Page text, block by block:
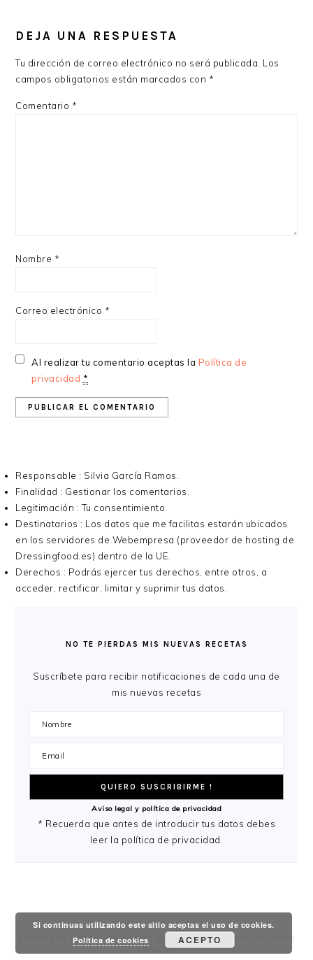
DEJA UNA RESPUESTA
Tu dirección de correo electrónico no será publicada. Los
campos obligatorios están marcados con *
Comentario *
Nombre *
Correo electrónico *
Al realizar tu comentario aceptas la Política de
privacidad *
Responsable : Silvia García Ramos.
Finalidad : Gestionar los comentarios.
Legitimación : Tu consentimiento.
Destinatarios : Los datos que me facilitas estarán ubicados
en los servidores de Webempresa (proveedor de hosting de
Dressingfood.es) dentro de la UE.
Derechos : Podrás ejercer tus derechos, entre otros, a
acceder, rectificar, limitar y suprimir tus datos.
PRINCIPALNO TE PIERDAS MIS NUEVAS RECETAS
Suscríbete para recibir notificaciones de cada una de
mis nuevas recetas
Aviso legal y política de privacidad
* Recuerda que antes de introducir tus datos debes
leer la política de privacidad.
COPYRIGHT © 2026 ·DESINGBY DRESSING FOOD
|
COOKIES
Si continuas utilizando este sitio aceptas el uso de cookies.
Política de cookies
ACEPTO